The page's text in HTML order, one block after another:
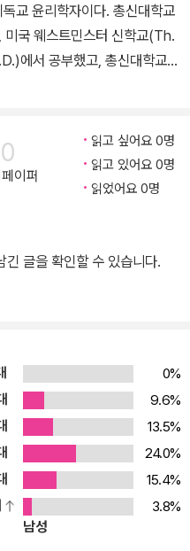
학자이다. 총신대학교
국 웨스트민스터 신학교(Th.
부했고, 총신대학교
소 소장, 기독교윤리연구소 소
성윤리문화교육원 원장, 한국기
남교회 협동목사로 섬기고
교 장례문화>, <라인홀드 니
서: 질그릇 안에 있는 보배>, <
집, <두 마리의 송아지>, <전환
등 총 40여 권의 저서가 있다.
<청소년 미래세대의 고민 1>,
십계명 여행>, <데살로니가
음으로 믿음에>, <로마서II –
하고 있는 저자는 생명과학과
성경적 관점에서 풀어내며 그
0
이퍼
읽고 싶어요 0명
읽고 있어요 0명
읽었어요 0명
긴 글을 확인할 수 있습니다.
0%
9.6%
13.5%
24.0%
15.4%
3.8%
남성